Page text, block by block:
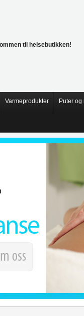
til helsebutikken!
Varmeprodukter Puter